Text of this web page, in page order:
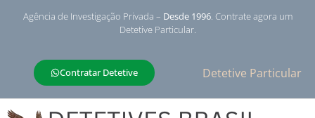
Agência de Investigação Privada – Desde 1996. Contrate agora um
Detetive Particular.
Contratar Detetive Detetive Particular